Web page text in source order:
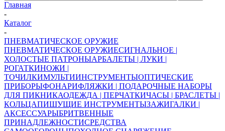
Главная
-
Каталог
-
ПНЕВМАТИЧЕСКОЕ ОРУЖИЕ
ПНЕВМАТИЧЕСКОЕ ОРУЖИЕСИГНАЛЬНОЕ |
ХОЛОСТЫЕ ПАТРОНЫАРБАЛЕТЫ | ЛУКИ |
РОГАТКИНОЖИ |
ТОЧИЛКИМУЛЬТИИНСТРУМЕНТЫОПТИЧЕСКИЕ
ПРИБОРЫФОНАРИФЛЯЖКИ | ПОДАРОЧНЫЕ НАБОРЫ
ДЛЯ ПИКНИКАОДЕЖДА | ПЕРЧАТКИЧАСЫ | БРАСЛЕТЫ |
КОЛЬЦАПИШУЩИЕ ИНСТРУМЕНТЫЗАЖИГАЛКИ |
АКСЕССУАРЫБРИТВЕННЫЕ
ПРИНАДЛЕЖНОСТИСРЕДСТВА